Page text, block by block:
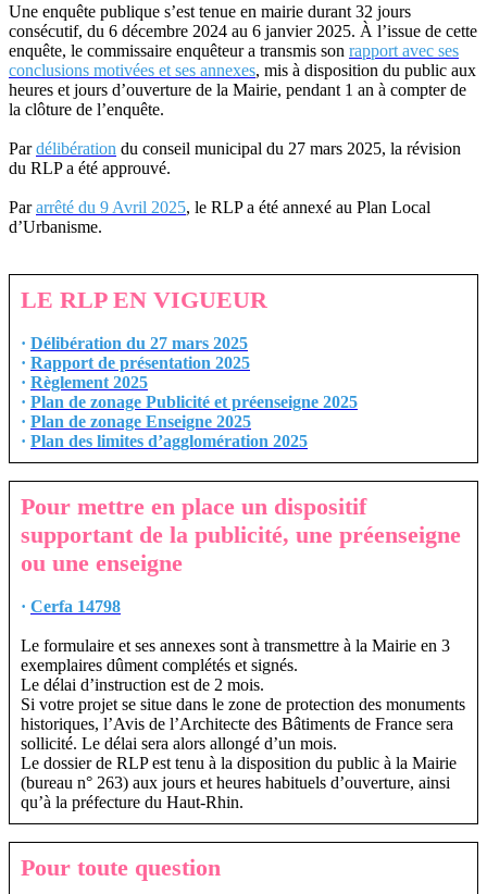
Une enquête publique s’est tenue en mairie durant 32 jours
consécutif, du 6 décembre 2024 au 6 janvier 2025. À l’issue de cette
enquête, le commissaire enquêteur a transmis son rapport avec ses
conclusions motivées et ses annexes, mis à disposition du public aux
heures et jours d’ouverture de la Mairie, pendant 1 an à compter de
la clôture de l’enquête.
Pardélibération du conseil municipal du 27 mars 2025, la révision
du RLP a été approuvé.
Pararrêté du 9 Avril 2025, le RLP a été annexé au Plan Local
d’Urbanisme.
LE RLP EN VIGUEUR
· Délibération du 27 mars 2025
· Rapport de présentation 2025
· Règlement 2025
· Plan de zonage Publicité et préenseigne 2025
· Plan de zonage Enseigne 2025
· Plan des limites d’agglomération 2025
Pour mettre en place un dispositif
supportant de la publicité, une préenseigne
ou une enseigne
· Cerfa 14798
Le formulaire et ses annexes sont à transmettre à la Mairie en 3
exemplaires dûment complétés et signés.
Le délai d’instruction est de 2 mois.
Si votre projet se situe dans le zone de protection des monuments
historiques, l’Avis de l’Architecte des Bâtiments de France sera
sollicité. Le délai sera alors allongé d’un mois.
Le dossier de RLP est tenu à la disposition du public à la Mairie
(bureau n° 263) aux jours et heures habituels d’ouverture, ainsi
qu’à la préfecture du Haut-Rhin.
Pour toute question